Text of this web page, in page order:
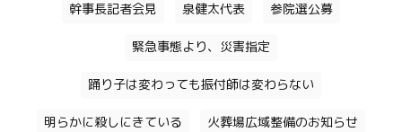
幹事長記者会見 泉健太代表 参院選公募
緊急事態より、災害指定
踊り子は変わっても振付師は変わらない
明らかに殺しにきている 火葬場広域整備のお知らせ